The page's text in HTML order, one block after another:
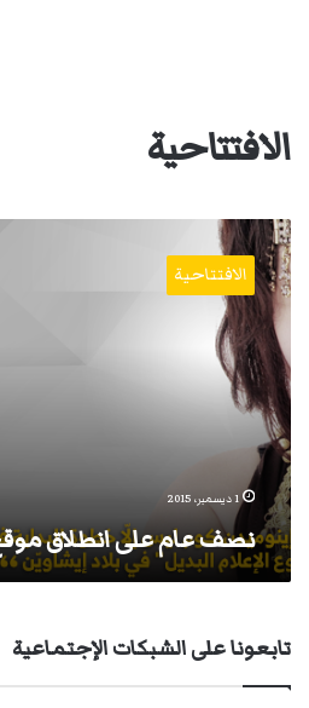
الافتتاحية
نصف
عام
على
انطلاق
موقع
إينوميدن.كوم
الافتتاحية
1 ديسمبر، 2015
نصف عام على انطلاق
تابعونا على الشبكات الإجتماعية